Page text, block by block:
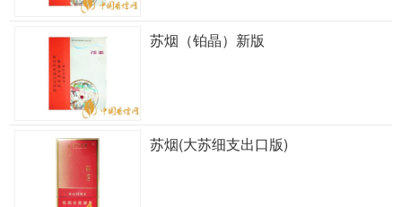
苏烟（铂晶）新版
苏烟(大苏细支出口版)